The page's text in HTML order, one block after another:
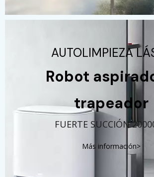
AUTOLIMPIEZA
Robot
trapeador
FUERTE SUCCIÓN
Más información>